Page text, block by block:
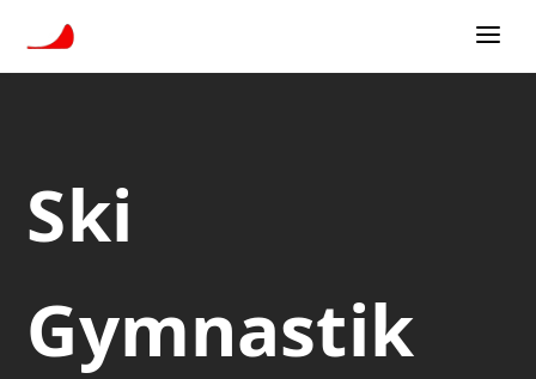
Ski
Gymnastik